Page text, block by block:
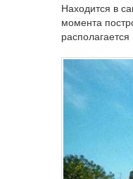
Находится в
момента